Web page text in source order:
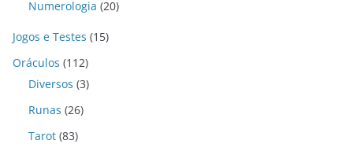
Numerologia (20)
Jogos e Testes (15)
Oráculos (112)
Diversos (3)
Runas (26)
Tarot (83)